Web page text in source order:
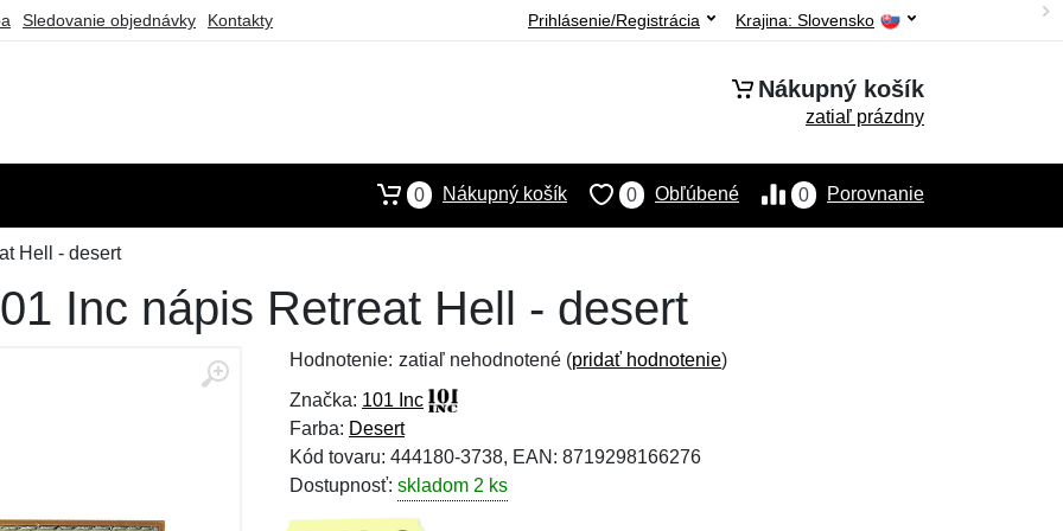
Sledovanie objednávky Kontakty Krajina: Slovensko
Prihlásenie/Registrácia
Nákupný košík
zatiaľ prázdny
0 Porovnanie
0 Obľúbené
0 Nákupný košík
Hell - desert
Inc nápis Retreat Hell - desert
Hodnotenie: zatiaľ nehodnotené (pridať hodnotenie)
Značka: 101 Inc
Farba: Desert
Kód tovaru: 444180-3738, EAN: 8719298166276
Dostupnosť: skladom 2 ks